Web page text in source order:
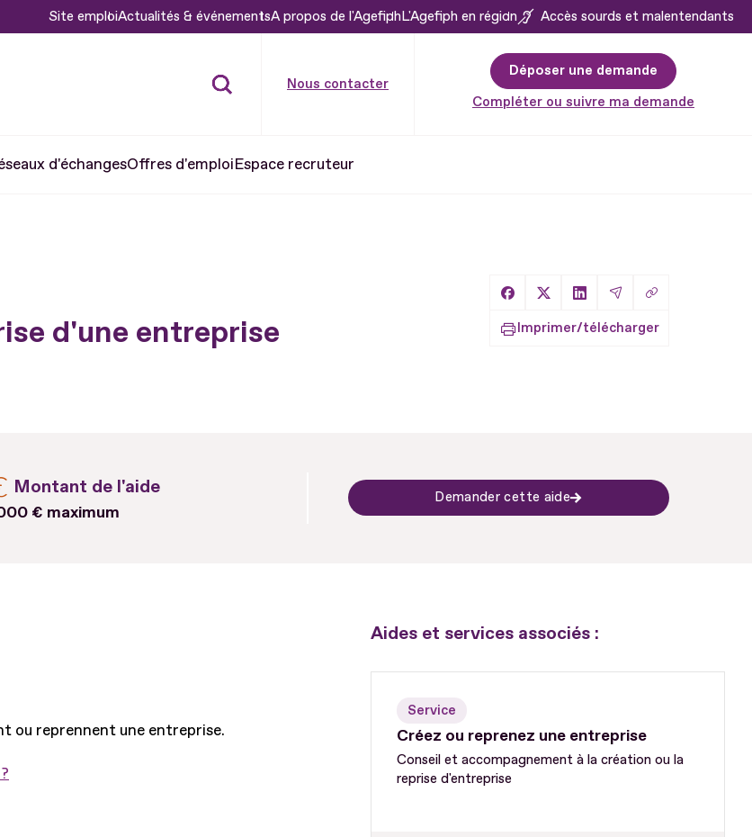
Site emploiActualités & événementsA propos de l'AgefiphL'Agefiph en région Accès sourds et malentendants
Nous contacter
Déposer une demande
Compléter ou suivre ma demande
d'échangesOffres d'emploiEspace recruteur
d'une entreprise
Partager sur Facebook
Partager sur X
Partager sur LinkedIn
Partager par Email
Copier le lien
Imprimer/télécharger
Montant de l'aide
€ maximum
Demander cette aide
ou reprennent une entreprise.
Aides et services associés :
Créez ou reprenez une entreprise
Service
Conseil et accompagnement à la création ou la
reprise d'entreprise